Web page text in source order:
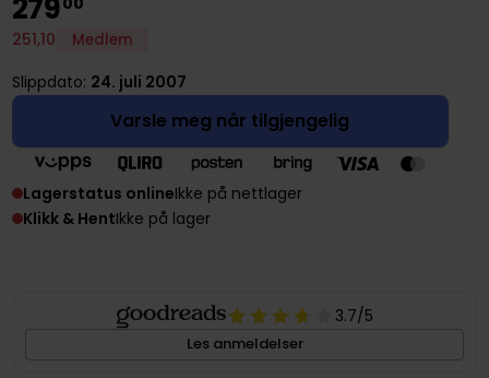
279
251,10 Medlem
Slippdato: 24. juli 2007
Varsle meg når tilgjengelig
Lagerstatus onlineIkke på nettlager
Klikk & HentIkke på lager
3.7/5
Les anmeldelser